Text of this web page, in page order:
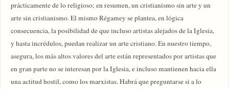
prácticamente de lo religioso; en resumen, un cristianismo sin arte y un
arte sin cristianismo. El mismo Régamey se plantea, en lógica
consecuencia, la posibilidad de que incluso artistas alejados de la Iglesia,
y hasta incrédulos, puedan realizar un arte cristiano. En nuestro tiempo,
asegura, los más altos valores del arte están representados por artistas que
en gran parte no se interesan por la Iglesia, e incluso mantienen hacia ella
una actitud hostil, como los marxistas. Habrá que preguntarse si a lo